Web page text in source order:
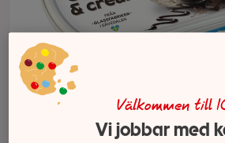
Välkommen till
Vi jobbar med